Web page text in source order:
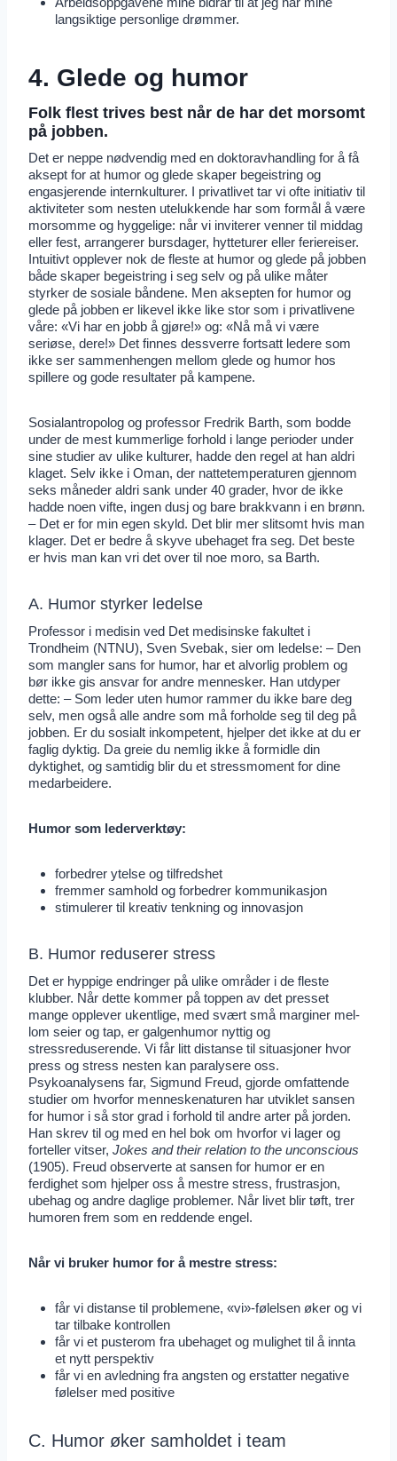
langsiktige personlige drømmer.
4. Glede og humor
Folk flest trives best når de har det morsomt
på jobben.
Det er neppe nødvendig med en doktoravhandling for å få
aksept for at humor og glede skaper begeistring og
engasjerende internkulturer. I privatlivet tar vi ofte initiativ til
aktiviteter som nesten utelukkende har som formål å være
morsomme og hyggelige: når vi inviterer venner til middag
eller fest, arrangerer bursdager, hytteturer eller feriereiser.
Intuitivt opplever nok de fleste at humor og glede på jobben
både skaper begeistring i seg selv og på ulike måter
styrker de sosiale båndene. Men aksepten for humor og
glede på jobben er likevel ikke like stor som i privatlivene
våre: «Vi har en jobb å gjøre!» og: «Nå må vi være
seriøse, dere!» Det finnes dessverre fortsatt ledere som
ikke ser sammenhengen mellom glede og humor hos
spillere og gode resultater på kampene.
Sosialantropolog og professor Fredrik Barth, som bodde
under de mest kummerlige forhold i lange perioder under
sine studier av ulike kulturer, hadde den regel at han aldri
klaget. Selv ikke i Oman, der nattetemperaturen gjennom
seks måneder aldri sank under 40 grader, hvor de ikke
hadde noen vifte, ingen dusj og bare brakkvann i en brønn.
– Det er for min egen skyld. Det blir mer slitsomt hvis man
klager. Det er bedre å skyve ubehaget fra seg. Det beste
er hvis man kan vri det over til noe moro, sa Barth.
A. Humor styrker ledelse
Professor i medisin ved Det medisinske fakultet i
Trondheim (NTNU), Sven Svebak, sier om ledelse: – Den
som mangler sans for humor, har et alvorlig problem og
bør ikke gis ansvar for andre mennesker. Han utdyper
dette: – Som leder uten humor rammer du ikke bare deg
selv, men også alle andre som må forholde seg til deg på
jobben. Er du sosialt inkompetent, hjelper det ikke at du er
faglig dyktig. Da greie du nemlig ikke å formidle din
dyktighet, og samtidig blir du et stressmoment for dine
medarbeidere.
Humor som lederverktøy:
forbedrer ytelse og tilfredshet
fremmer samhold og forbedrer kommunikasjon
stimulerer til kreativ tenkning og innovasjon
B. Humor reduserer stress
Det er hyppige endringer på ulike områder i de fleste
klubber. Når dette kommer på toppen av det presset
mange opplever ukentlige, med svært små marginer mel-
lom seier og tap, er galgenhumor nyttig og
stressreduserende. Vi får litt distanse til situasjoner hvor
press og stress nesten kan paralysere oss.
Psykoanalysens far, Sigmund Freud, gjorde omfattende
studier om hvorfor menneskenaturen har utviklet sansen
for humor i så stor grad i forhold til andre arter på jorden.
Han skrev til og med en hel bok om hvorfor vi lager og
forteller vitser, Jokes and their relation to the unconscious
(1905). Freud observerte at sansen for humor er en
ferdighet som hjelper oss å mestre stress, frustrasjon,
ubehag og andre daglige problemer. Når livet blir tøft, trer
humoren frem som en reddende engel.
Når vi bruker humor for å mestre stress:
får vi distanse til problemene, «vi»-følelsen øker og vi
tar tilbake kontrollen
får vi et pusterom fra ubehaget og mulighet til å innta
et nytt perspektiv
får vi en avledning fra angsten og erstatter negative
følelser med positive
C. Humor øker samholdet i team